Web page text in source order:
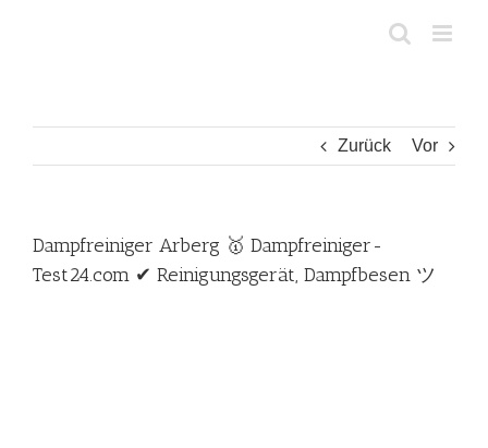
Zurück Vor
Dampfreiniger Arberg 🥇 Dampfreiniger-
Test24.com ✔ Reinigungsgerät, Dampfbesen ツ